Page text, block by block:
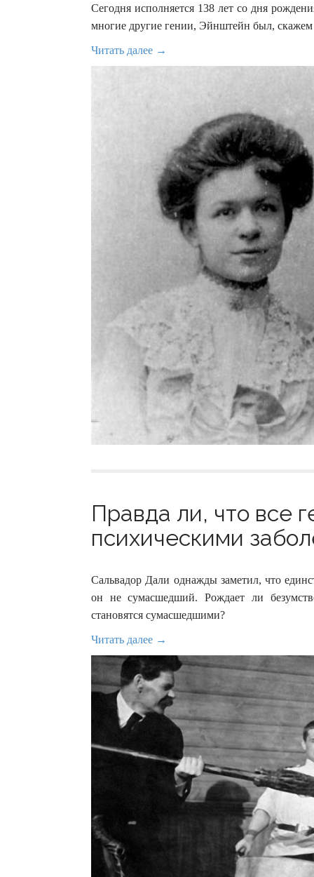
Сегодня исполняется 138 лет со дня
многие другие гении, Эйнштейн был, скажем
Читать далее →
Правда ли, что все
психическими
Сальвадор Дали однажды заметил, что
он не сумасшедший. Рождает ли
становятся сумасшедшими?
Читать далее →